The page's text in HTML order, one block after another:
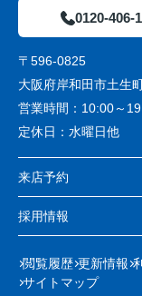
0120-406-
〒596-0825
大阪府岸和田市土生
営業時間： 10:00～
定休日： 水曜日他
来店予約
採用情報
閲覧履歴 更新情報
サイトマップ